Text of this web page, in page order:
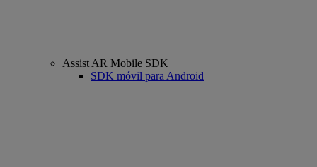
Assist AR Mobile SDK
SDK móvil para Android